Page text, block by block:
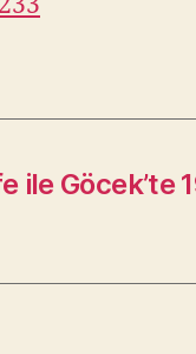
ile Göcek’te